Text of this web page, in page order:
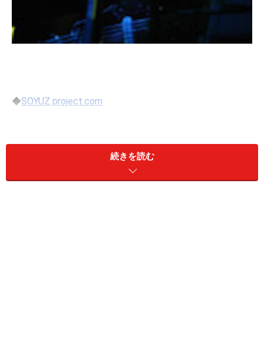
◆SOYUZ project.com
ァースト・アルバムのリリースおめでとうございます。
先ずは、古い話から聞かせてください。ミュージシャン
としてのデビューは、¡Por Supuesto!からリリースされ
続きを読む